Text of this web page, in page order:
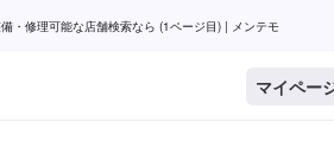
・修理可能な店舗検索なら (1ページ目) | メンテモ
マイペー